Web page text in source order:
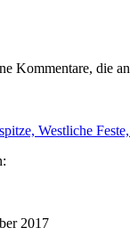
Kommentare, die
Westliche
2017